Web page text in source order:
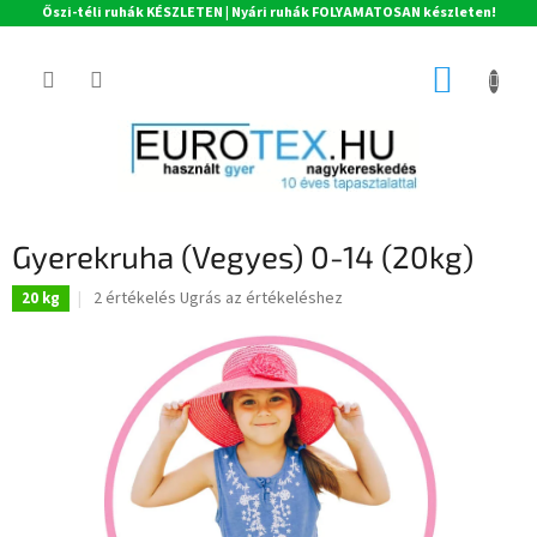
Őszi-téli ruhák KÉSZLETEN | Nyári ruhák FOLYAMATOSAN készleten!
KOSÁR
Gyerekruha (Vegyes) 0-14 (20kg)
20 kg
A
értékelése
csillag.
2 értékelés Ugrás az értékeléshez